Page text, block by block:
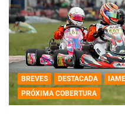
BREVES DESTACADA
PRÓXIMA COBERTURA